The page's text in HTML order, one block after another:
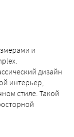
и
дизайн
интерьер,
стиле. Такой